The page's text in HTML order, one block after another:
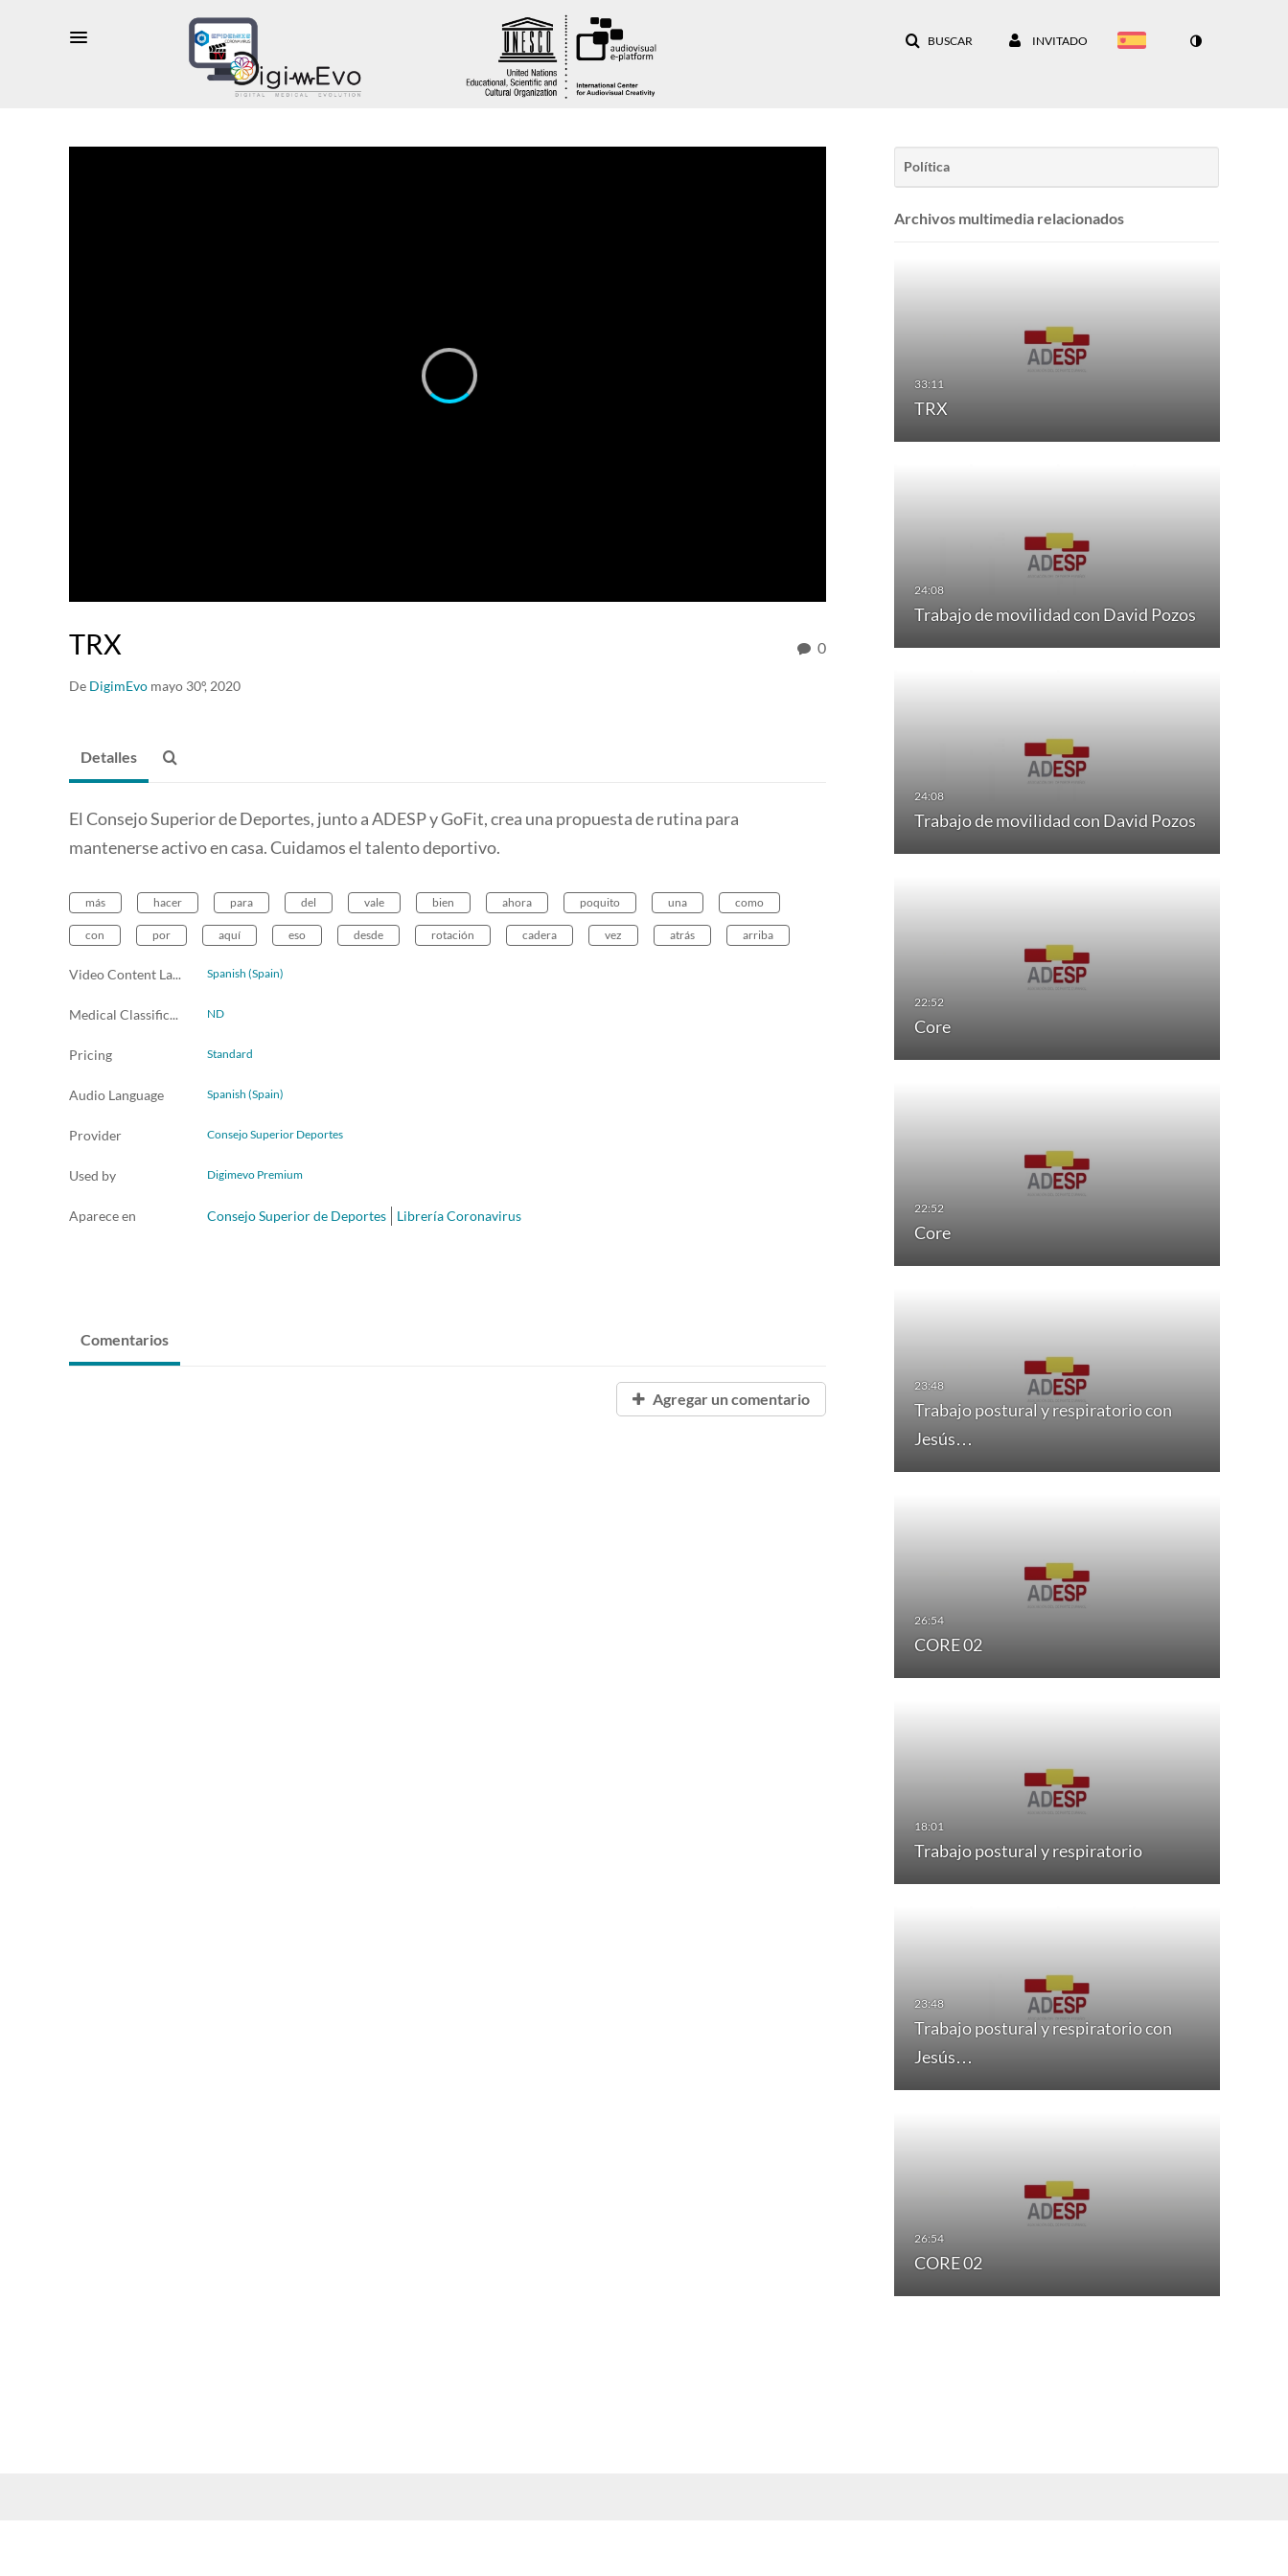
BUSCAR INVITADO
TRX
De DigimEvo mayo 30º, 2020
0
Política
Archivos multimedia relacionados
TRX
Trabajo de movilidad con David Pozos
Trabajo de movilidad con David Pozos
Core
Core
Trabajo postural y respiratorio con
Jesús…
CORE 02
Trabajo postural y respiratorio
Trabajo postural y respiratorio con
Jesús…
CORE 02
Detalles
El Consejo Superior de Deportes, junto a ADESP y GoFit, crea una propuesta de rutina para
mantenerse activo en casa. Cuidamos el talento deportivo.
más hacer para del vale bien ahora poquito una como
con por aquí eso desde rotación cadera vez atrás arriba
Video Content Language Spanish (Spain)
Medical Classification ND
Pricing Standard
Audio Language Spanish (Spain)
Provider Consejo Superior Deportes
Used by Digimevo Premium
Aparece en Consejo Superior de Deportes Librería Coronavirus
Comentarios
Agregar un comentario